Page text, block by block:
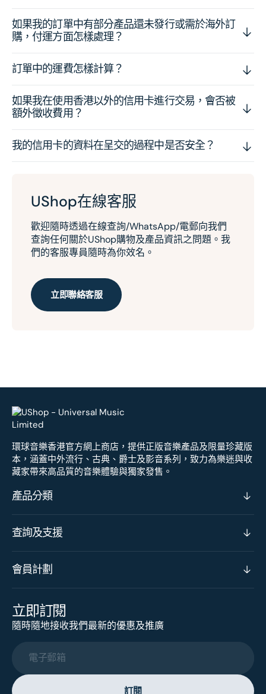
如果我的訂單中有部分產品還未發行或需於海外訂
購，付運方面怎樣處理？
訂單中的運費怎樣計算？
如果我在使用香港以外的信用卡進行交易，會否被
額外徵收費用？
我的信用卡的資料在呈交的過程中是否安全？
UShop在線客服
歡迎隨時透過在線查詢/WhatsApp/電郵向我們
查詢任何關於UShop購物及產品資訊之問題。我
們的客服專員隨時為你效名。
立即聯絡客服
環球音樂香港官方網上商店，提供正版音樂產品及限量珍藏版
本，涵蓋中外流行、古典、爵士及影音系列，致力為樂迷與收
藏家帶來高品質的音樂體驗與獨家發售。
產品分類
查詢及支援
會員計劃
立即訂閱
隨時隨地接收我們最新的優惠及推廣
電子郵箱
訂閱